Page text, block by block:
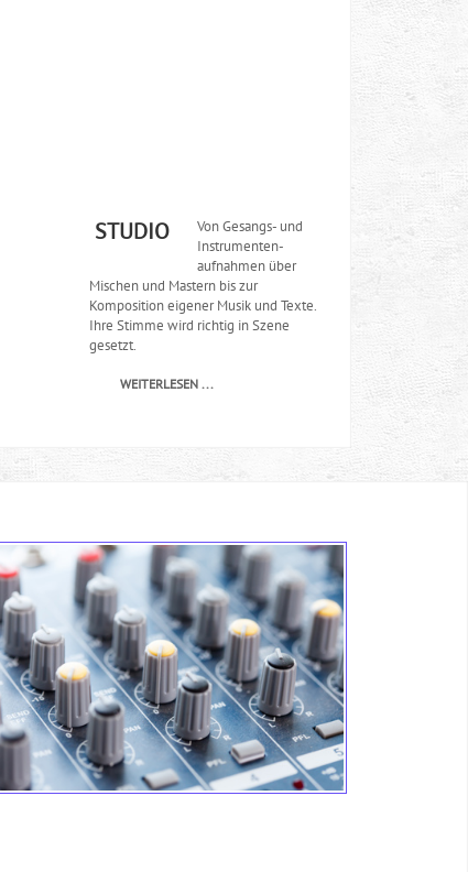
STUDIO
Von Gesangs- und
Instrumenten-
aufnahmen über
Mischen und Mastern bis zur
Komposition eigener Musik und Texte.
Ihre Stimme wird richtig in Szene
gesetzt.
WEITERLESEN ...